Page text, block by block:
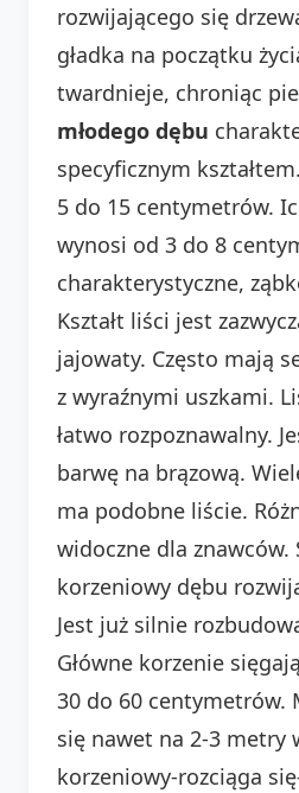
rozwijającego się
gładka na początku
twardnieje, chroniąc
młodego dębu
specyficznym
5 do 15 centymetrów.
wynosi od 3 do 8
charakterystyczne,
Kształt liści jest
jajowaty. Często mają
z wyraźnymi uszkami.
łatwo rozpoznawalny.
barwę na brązową.
ma podobne liście.
widoczne dla znawców.
korzeniowy dębu
Jest już silnie
Główne korzenie
30 do 60 centymetrów.
się nawet na 2-3 metry
korzeniowy-rozciąga